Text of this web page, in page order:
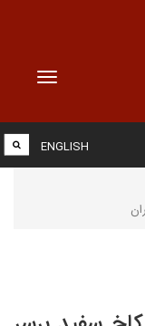
Toggle
ENGLISH